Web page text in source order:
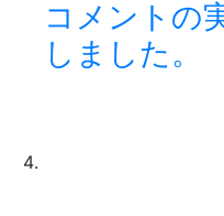
コメントの
しました。